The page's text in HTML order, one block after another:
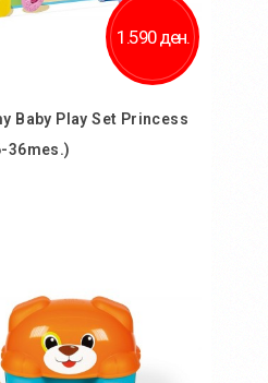
1.590 ден.
Baby Play Set Princess
36mes.)
за споредба